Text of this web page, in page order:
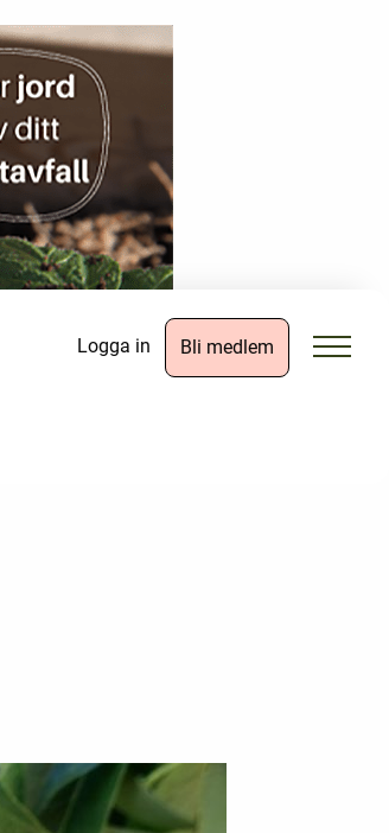
Logga in Bli medlem